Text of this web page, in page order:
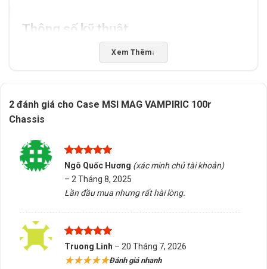
Thông số kỹ thuật
Xem Thêm↓
2 đánh giá cho Case MSI MAG VAMPIRIC 100r
Chassis
Được xếp
hạng
5
sao
Ngô Quốc Hương (xác minh chủ tài khoản)
– 2 Tháng 8, 2025
Lần đầu mua nhưng rất hài lòng.
Được xếp
hạng55
sao
Truong Linh – 20 Tháng 7, 2026
★★★★★Đánh giá nhanh